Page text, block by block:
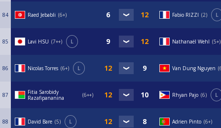
84 Raed Jebabli 6+ Fabio RIZZI 2 L
85 Lavi HSU 7++ L Nathanaël Wehl 5+
86 Nicolas Torres 6+ L Van Dung Nguyen
87
Fitia Sarobidy
Razafipananina
6++ Rhyan Pajo 6 L
88 David Bare 5 L Adrien Pinto 6+